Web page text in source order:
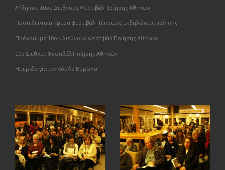
Λήξη του 10ου Διεθνούς Φεστιβάλ Ποίησης Αθηνών
Προτελευταία ημέρα φεστιβάλ: Τέσσερις εκδηλώσεις ποίησης
Πρόγραμμα 10ου Διεθνούς Φεστιβάλ Ποίησης Αθηνών
10o Διεθνές Φεστιβάλ Ποίησης Αθηνών
Ημερίδα για τον Λόρδο Βύρωνα